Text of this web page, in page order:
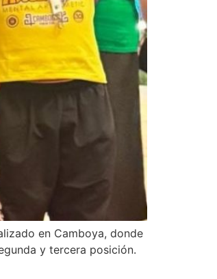
en Camboya, donde
y tercera posición.